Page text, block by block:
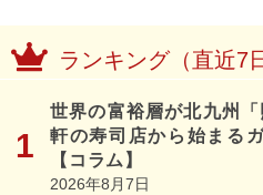
ランキング（直近7
世界の富裕層が北九州
軒の寿司店から始まる
【コラム】
2026年8月7日